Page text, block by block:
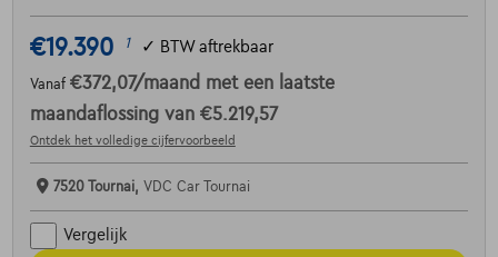
€19.390 1 ✓ BTW aftrekbaar
Vanaf €372,07/maand met een laatste
maandaflossing van €5.219,57
Ontdek het volledige cijfervoorbeeld
7520 Tournai, VDC Car Tournai
Vergelijk